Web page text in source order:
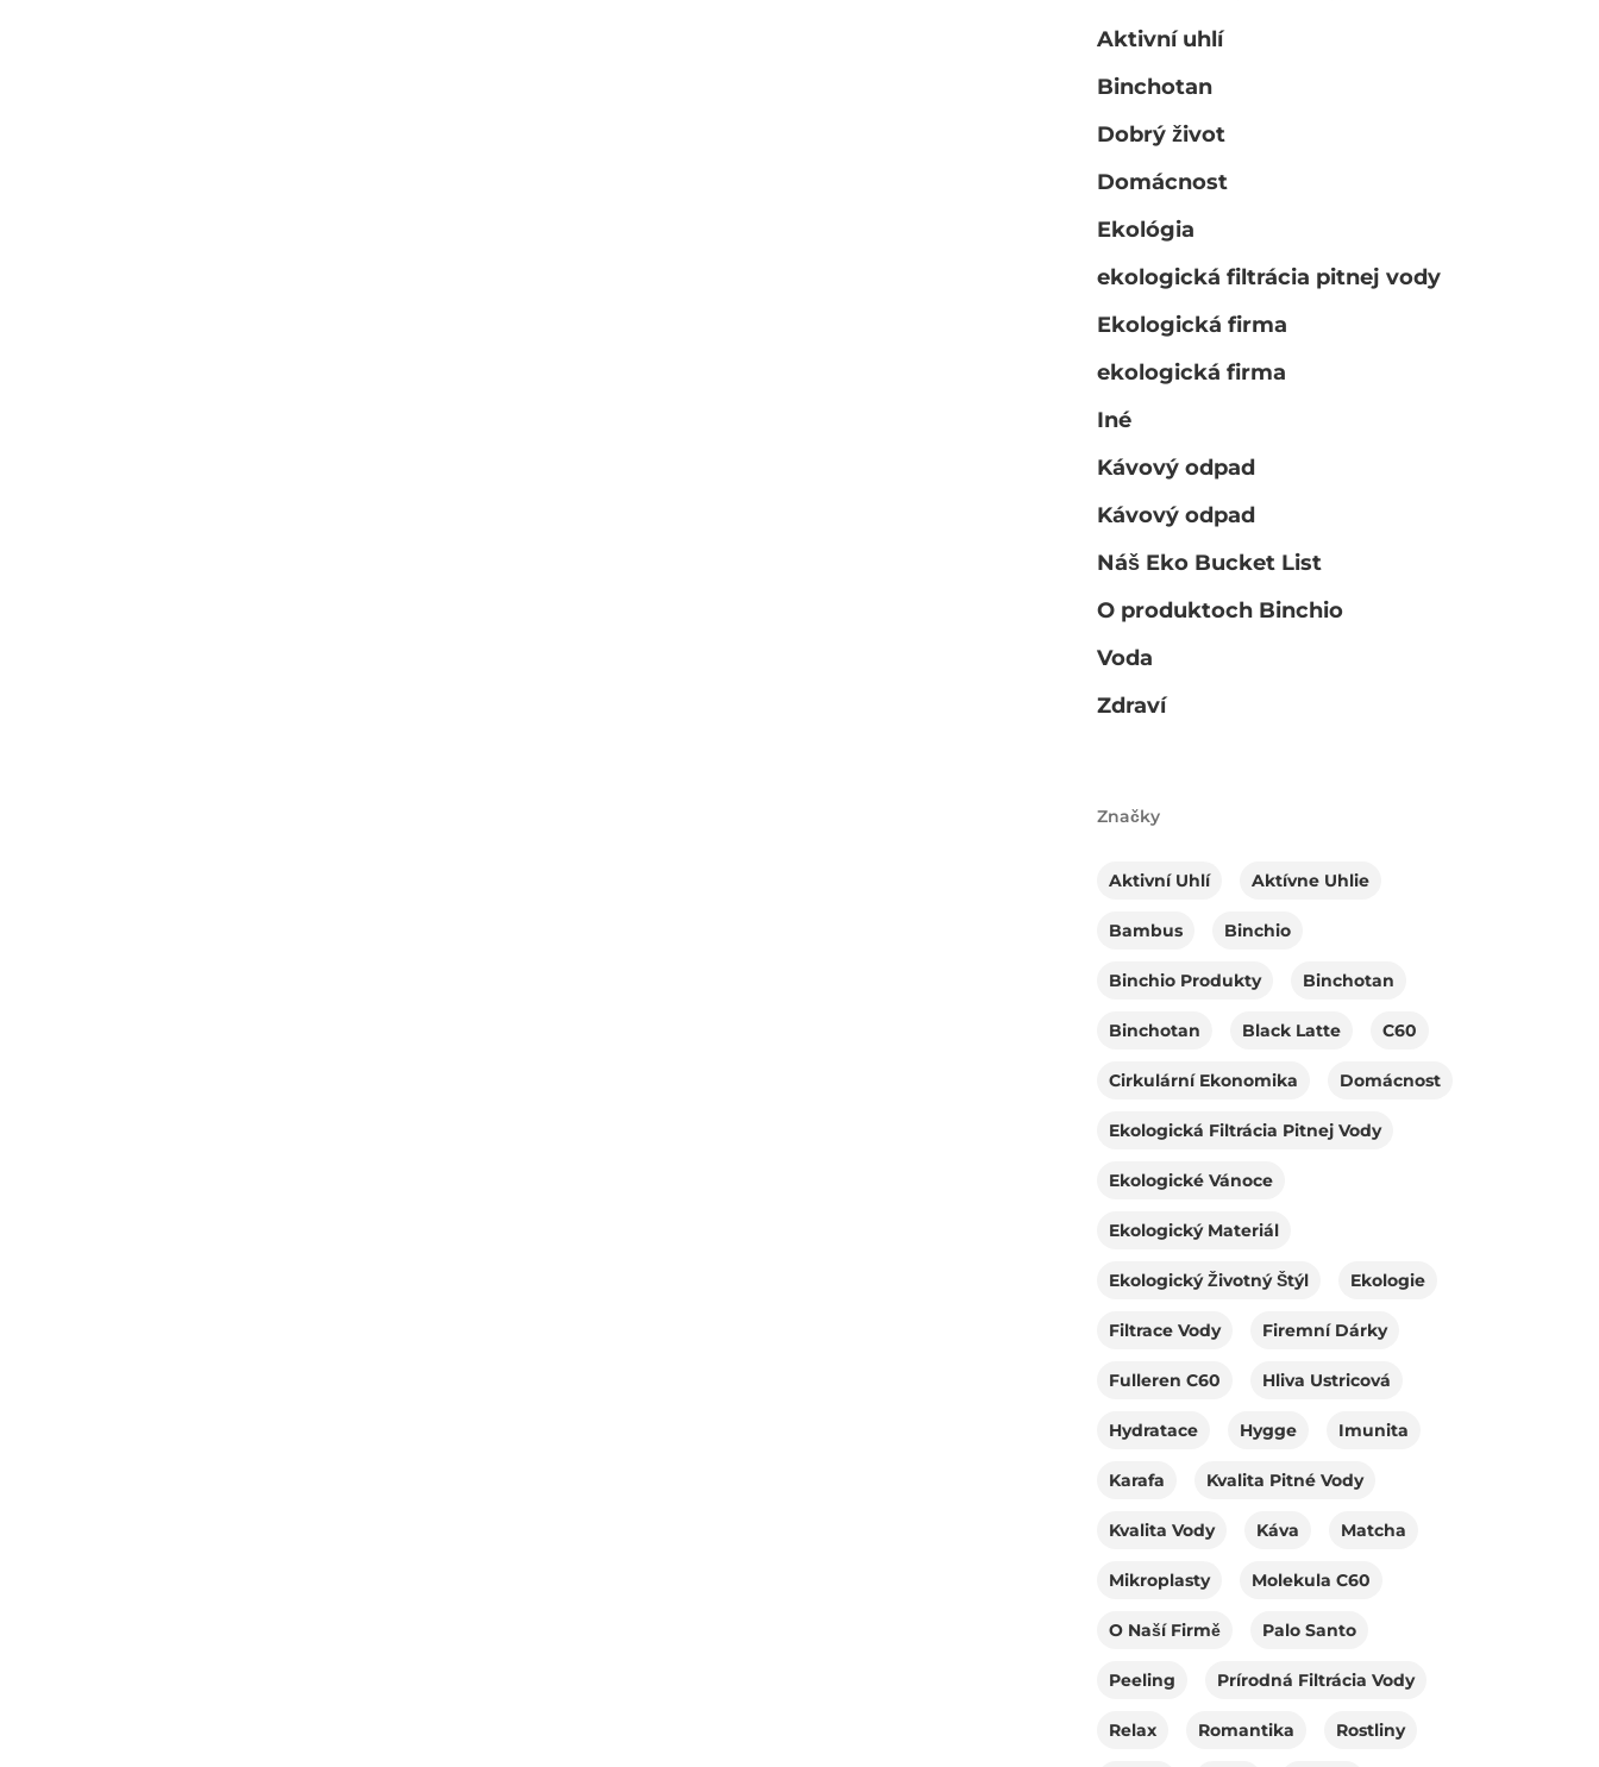
Aktivní uhlí
Binchotan
Dobrý život
Domácnost
Ekológia
ekologická filtrácia pitnej vody
Ekologická firma
ekologická firma
Iné
Kávový odpad
Kávový odpad
Náš Eko Bucket List
O produktoch Binchio
Voda
Zdraví
Značky
Aktivní Uhlí Aktívne Uhlie
Bambus Binchio
Binchio Produkty Binchotan
Binchotan Black Latte C60
Cirkulární Ekonomika Domácnost
Ekologická Filtrácia Pitnej Vody
Ekologické Vánoce
Ekologický Materiál
Ekologický Životný Štýl Ekologie
Filtrace Vody Firemní Dárky
Fulleren C60 Hliva Ustricová
Hydratace Hygge Imunita
Karafa Kvalita Pitné Vody
Kvalita Vody Káva Matcha
Mikroplasty Molekula C60
O Naší Firmě Palo Santo
Peeling Prírodná Filtrácia Vody
Relax Romantika Rostliny